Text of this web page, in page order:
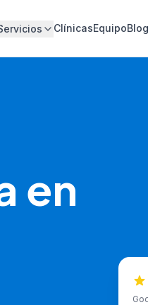
ClínicasEquipoBlog
en